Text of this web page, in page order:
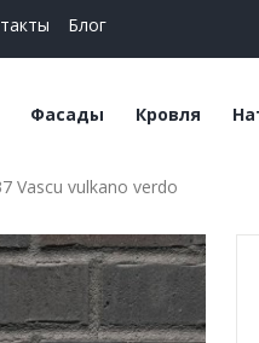
Блог
блоки
смеси
Фасады
Плитка клинкерная
Плитка ручной
формовки
Клинкерный кирпич
Кровля
Битумная
черепица
Vascu vulkano verdo